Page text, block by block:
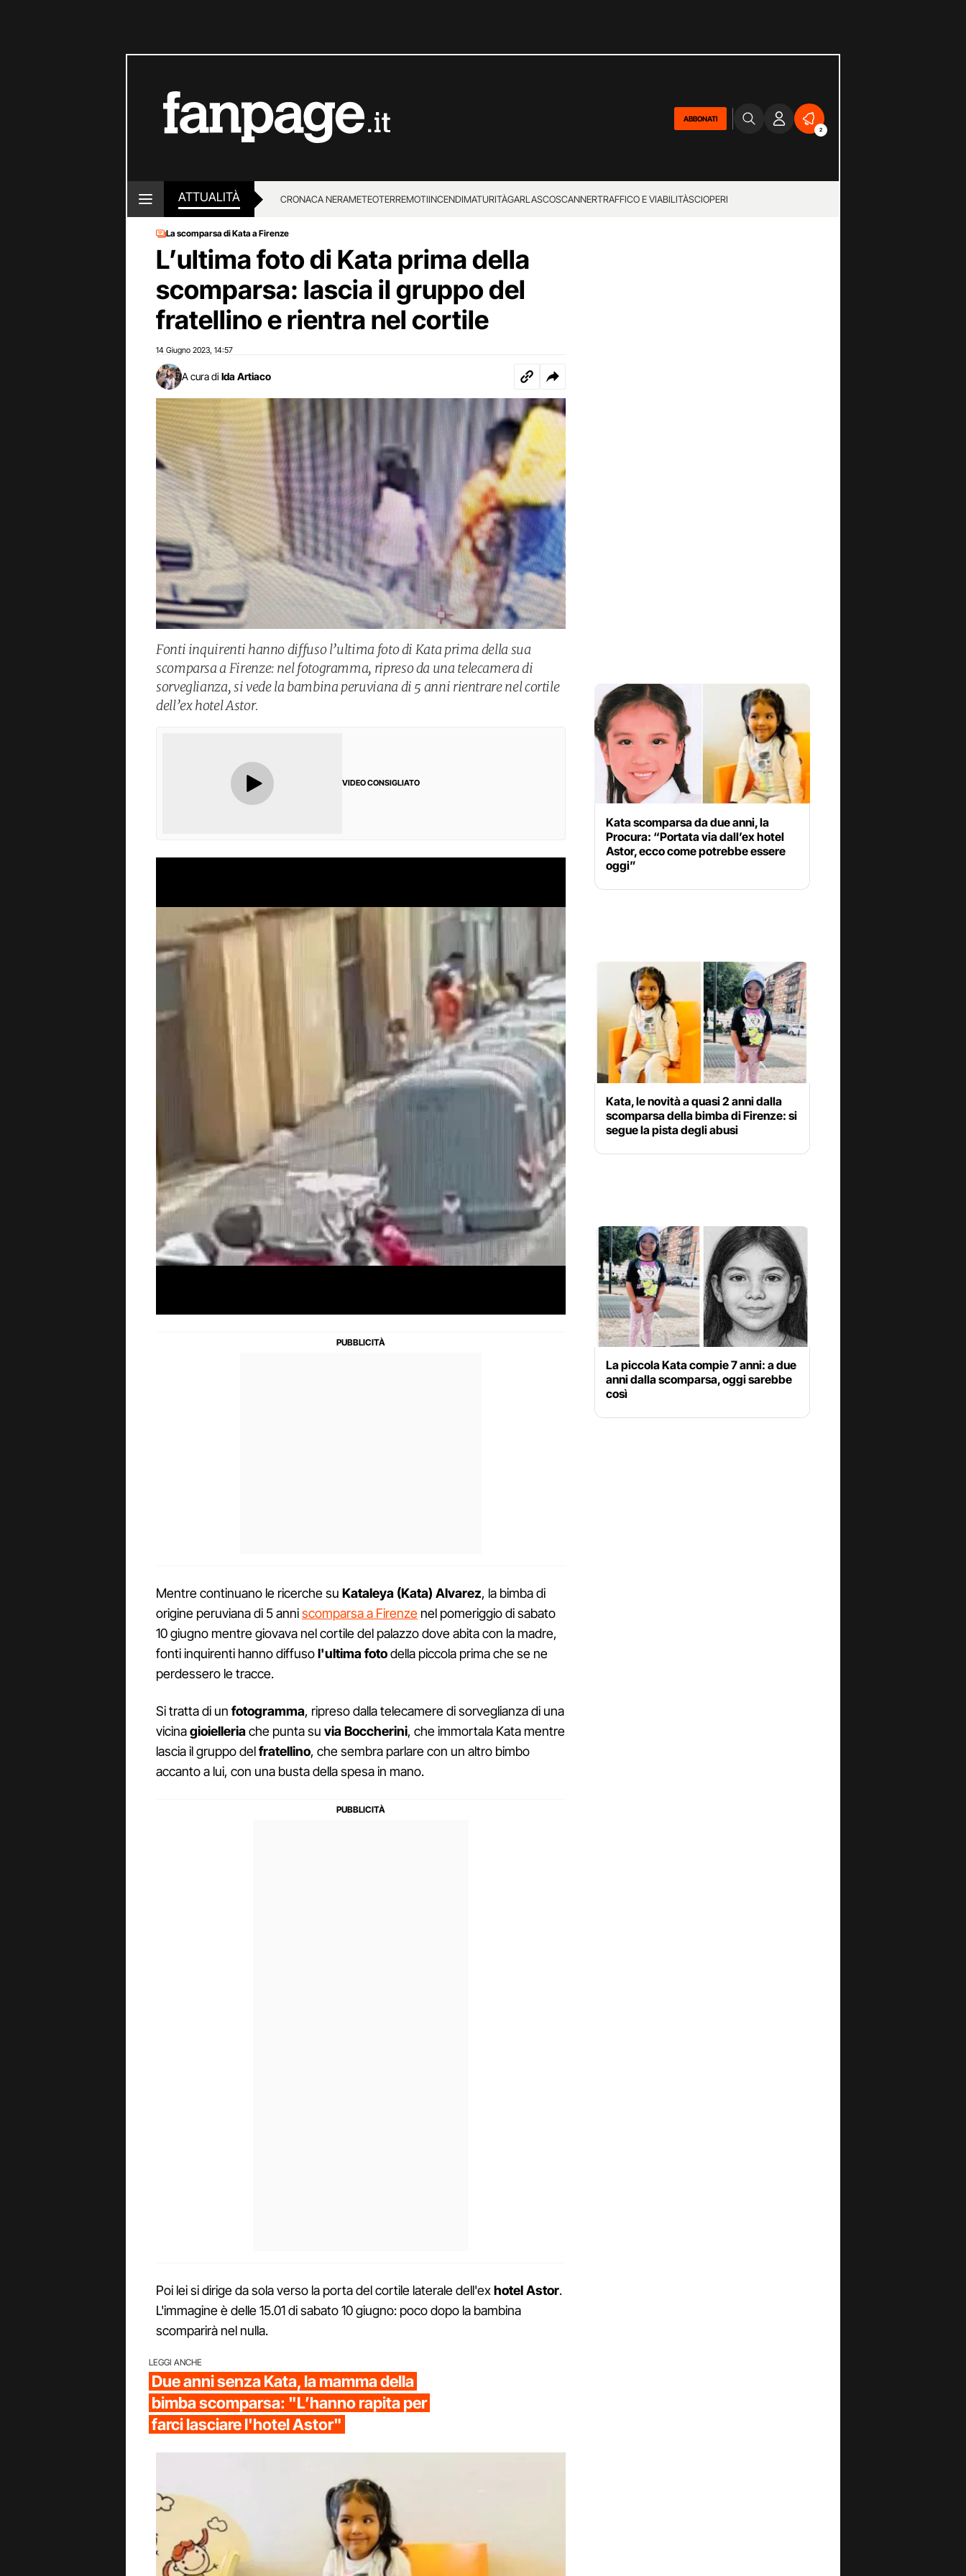
ABBONATI
2
ATTUALITÀ CRONACA NERAMETEOTERREMOTIINCENDIMATURITÀGARLASCOSCANNERTRAFFICO E VIABILITÀSCIOPERI
LOTTO E SUPERENALOTTO
La scomparsa di Kata a Firenze
L’ultima foto di Kata prima della
scomparsa: lascia il gruppo del
fratellino e rientra nel cortile
14 Giugno 2023 14:57
A cura di Ida Artiaco
Fonti inquirenti hanno diffuso l’ultima foto di Kata prima della sua
scomparsa a Firenze: nel fotogramma, ripreso da una telecamera di
sorveglianza, si vede la bambina peruviana di 5 anni rientrare nel cortile
dell’ex hotel Astor.
VIDEO CONSIGLIATO
Mentre continuano le ricerche su Kataleya (Kata) Alvarez, la bimba di
origine peruviana di 5 anniscomparsa a Firenze nel pomeriggio di sabato
10 giugno mentre giovava nel cortile del palazzo dove abita con la madre,
fonti inquirenti hanno diffusol'ultimafotodella piccola prima che se ne
perdessero le tracce.
Si tratta di un fotogramma, ripreso dalla telecamere di sorveglianza di una
vicinagioielleriache punta su viaBoccherini, che immortala Kata mentre
lascia il gruppo delfratellino, che sembra parlare con un altro bimbo
accanto a lui, con una busta della spesa in mano.
Poi lei si dirige da sola verso la porta del cortile laterale dell'exhotel Astor.
L'immagine è delle 15.01 di sabato 10 giugno: poco dopo la bambina
scomparirà nel nulla.
LEGGI ANCHE
Due anni senza Kata, la mamma della
bimba scomparsa: "L’hanno rapita per
farci lasciare l'hotel Astor"
Kata scomparsa da due anni, la
Procura: “Portata via dall’ex hotel
Astor, ecco come potrebbe essere
oggi”
Kata, le novità a quasi 2 anni dalla
scomparsa della bimba di Firenze: si
segue la pista degli abusi
La piccola Kata compie 7 anni: a due
anni dalla scomparsa, oggi sarebbe
così